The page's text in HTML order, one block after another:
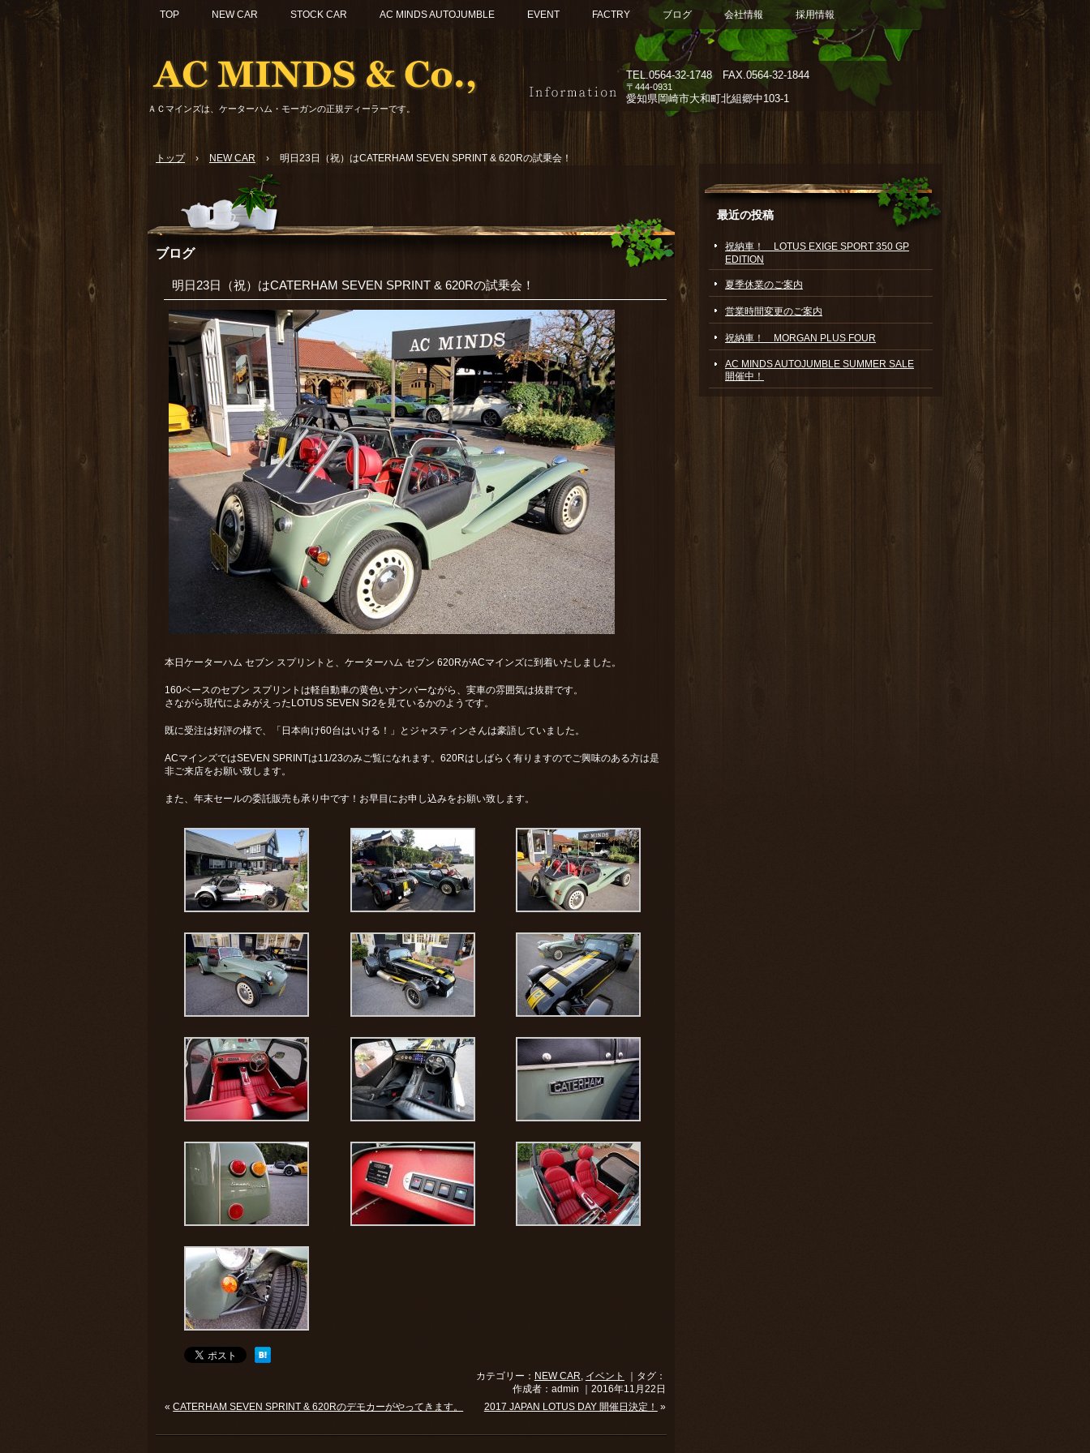
ＡＣマインズは、ケーターハム・モーガンの正規ディーラーです。
TEL.0564-32-1748 FAX.0564-32-1844
〒444-0931
愛知県岡崎市大和町北組郷中103-1
TOP NEW CAR STOCK CAR AC MINDS AUTOJUMBLE EVENT FACTRY ブログ 会社情報 採用情報
トップ › NEW CAR › 明日23日（祝）はCATERHAM SEVEN SPRINT & 620Rの試乗会！
ブログ
明日23日（祝）はCATERHAM SEVEN SPRINT & 620Rの試乗会！
本日ケーターハム セブン スプリントと、ケーターハム セブン 620RがACマインズに到着いたしました。
160ベースのセブン スプリントは軽自動車の黄色いナンバーながら、実車の雰囲気は抜群です。
さながら現代によみがえったLOTUS SEVEN Sr2を見ているかのようです。
既に受注は好評の様で、「日本向け60台はいける！」とジャスティンさんは豪語していました。
ACマインズではSEVEN SPRINTは11/23のみご覧になれます。620Rはしばらく有りますのでご興味のある方は是
非ご来店をお願い致します。
また、年末セールの委託販売も承り中です！お早目にお申し込みをお願い致します。
カテゴリー： NEW CAR, イベント
｜タグ：
作成者：admin ｜2016年11月22日
«CATERHAM SEVEN SPRINT & 620Rのデモカーがやってきます。 2017 JAPAN LOTUS DAY 開催日決定！ »
最近の投稿
祝納車！ LOTUS EXIGE SPORT 350 GP
EDITION
夏季休業のご案内
営業時間変更のご案内
祝納車！ MORGAN PLUS FOUR
AC MINDS AUTOJUMBLE SUMMER SALE
開催中！